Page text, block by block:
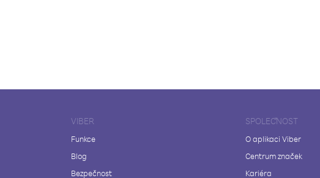
VIBER
Funkce
Blog
Bezpečnost
SPOLEČNOST
O aplikaci Viber
Centrum značek
Kariéra